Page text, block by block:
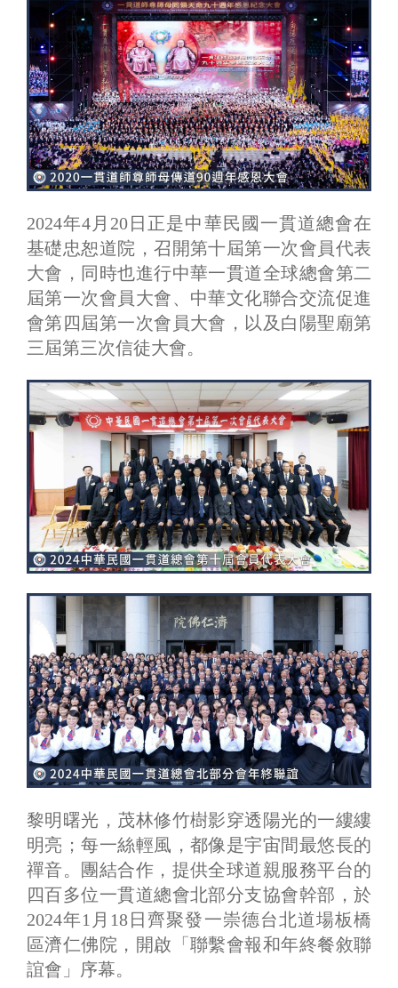
2024年4月20日正是中華民國一貫道總會在
基礎忠恕道院，召開第十屆第一次會員代表
大會，同時也進行中華一貫道全球總會第二
屆第一次會員大會、中華文化聯合交流促進
會第四屆第一次會員大會，以及白陽聖廟第
三屆第三次信徒大會。
黎明曙光，茂林修竹樹影穿透陽光的一縷縷
明亮；每一絲輕風，都像是宇宙間最悠長的
禪音。團結合作，提供全球道親服務平台的
四百多位一貫道總會北部分支協會幹部，於
2024年1月18日齊聚發一崇德台北道場板橋
區濟仁佛院，開啟「聯繫會報和年終餐敘聯
誼會」序幕。